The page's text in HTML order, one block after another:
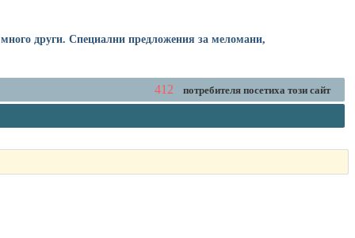
други. Специални предложения за меломани,
412 потребителя посетиха този сайт